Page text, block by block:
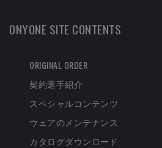
ONYONE SITE CONTENTS
ORIGINAL ORDER
契約選手紹介
スペシャルコンテンツ
ウェアのメンテナンス
カタログダウンロード